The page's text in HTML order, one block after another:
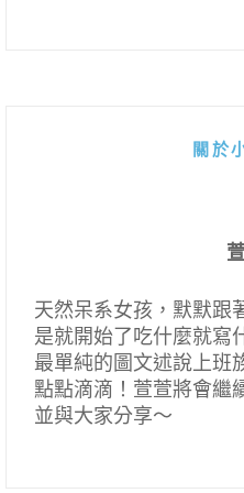
關於
天然呆系女孩，默默跟
是就開始了吃什麼就寫
最單純的圖文述說上班
點點滴滴！萱萱將會繼
並與大家分享～